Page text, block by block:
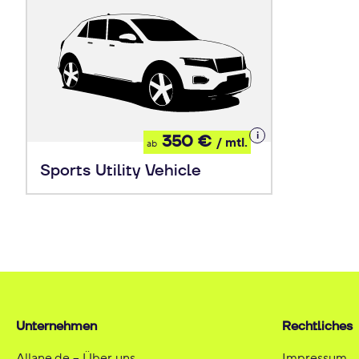
Sports Utility Vehicle
ab 350 € / mtl.
Details
zum
Unternehmen Rechtliches